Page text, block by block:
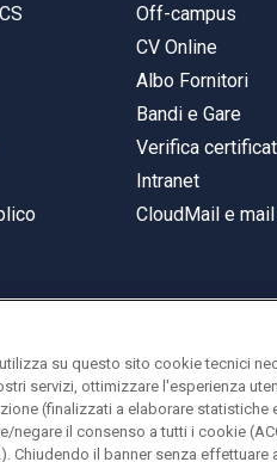
Off-campus
CV Online
Albo Fornitori
Bandi e Gare
Verifica
Intranet
CloudMail e
Cuore
utilizza su questo sito cookie tecnici
servizi, ottimizzare l'esperienza
(finalizzati a elaborare statistiche
il consenso a tutti i cookie
Chiudendo il banner senza